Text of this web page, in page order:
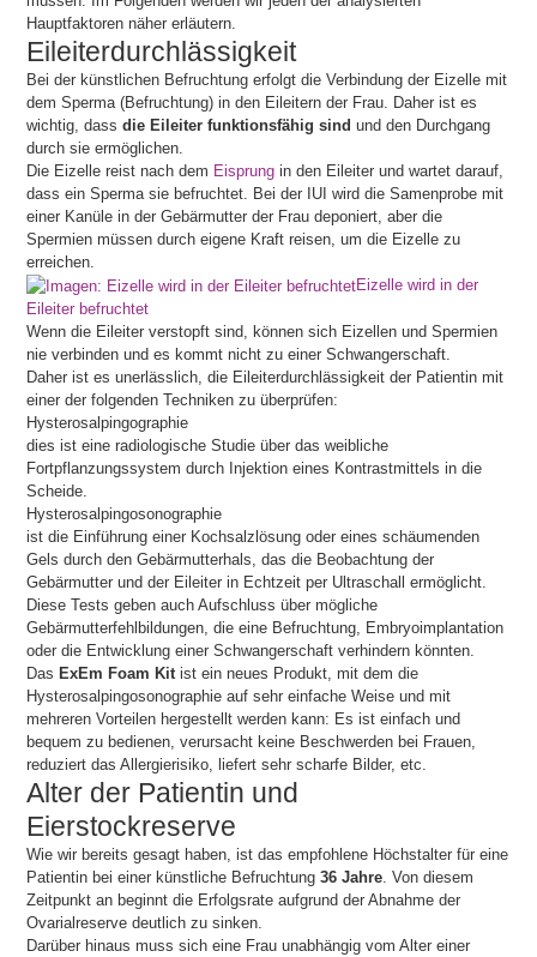
Hauptfaktoren näher erläutern.
Eileiterdurchlässigkeit
Bei der künstlichen Befruchtung erfolgt die Verbindung der Eizelle mit
dem Sperma (Befruchtung) in den Eileitern der Frau. Daher ist es
wichtig, dassdie Eileiter funktionsfähig sind und den Durchgang
durch sie ermöglichen.
Die Eizelle reist nach dem Eisprung in den Eileiter und wartet darauf,
dass ein Sperma sie befruchtet. Bei der IUI wird die Samenprobe mit
einer Kanüle in der Gebärmutter der Frau deponiert, aber die
Spermien müssen durch eigene Kraft reisen, um die Eizelle zu
erreichen.
Eizelle wird in der
Eileiter befruchtet
Wenn die Eileiter verstopft sind, können sich Eizellen und Spermien
nie verbinden und es kommt nicht zu einer Schwangerschaft.
Daher ist es unerlässlich, die Eileiterdurchlässigkeit der Patientin mit
einer der folgenden Techniken zu überprüfen:
Hysterosalpingographie
dies ist eine radiologische Studie über das weibliche
Fortpflanzungssystem durch Injektion eines Kontrastmittels in die
Scheide.
Hysterosalpingosonographie
ist die Einführung einer Kochsalzlösung oder eines schäumenden
Gels durch den Gebärmutterhals, das die Beobachtung der
Gebärmutter und der Eileiter in Echtzeit per Ultraschall ermöglicht.
Diese Tests geben auch Aufschluss über mögliche
Gebärmutterfehlbildungen, die eine Befruchtung, Embryoimplantation
oder die Entwicklung einer Schwangerschaft verhindern könnten.
Das ExEm Foam Kitist ein neues Produkt, mit dem die
Hysterosalpingosonographie auf sehr einfache Weise und mit
mehreren Vorteilen hergestellt werden kann: Es ist einfach und
bequem zu bedienen, verursacht keine Beschwerden bei Frauen,
reduziert das Allergierisiko, liefert sehr scharfe Bilder, etc.
Alter der Patientin und
Eierstockreserve
Wie wir bereits gesagt haben, ist das empfohlene Höchstalter für eine
Patientin bei einer künstliche Befruchtung36 Jahre. Von diesem
Zeitpunkt an beginnt die Erfolgsrate aufgrund der Abnahme der
Ovarialreserve deutlich zu sinken.
Darüber hinaus muss sich eine Frau unabhängig vom Alter einer